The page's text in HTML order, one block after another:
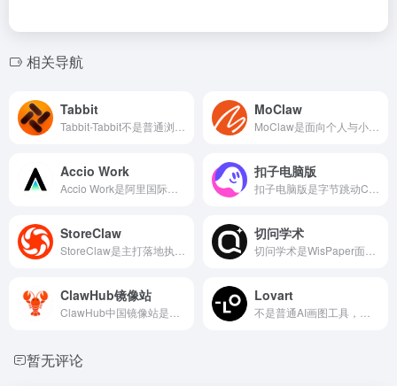
相关导航
Tabbit
Tabbit-Tabbit不是普通浏览器，而是带AI代理能力的生产力工具
MoClaw
MoClaw是面向个人与小团队的轻量化AI智能体（Agent），零配置开箱即用，依托大模型实现自然语言驱动的全链路任务执行
Accio Work
Accio Work是阿里国际推出的企业级跨境AI智能体，面向全球中小商家与创业者，零代码、下载即用
扣子电脑版
扣子电脑版是字节跳动Coze平台推出的原生桌面客户端，覆盖Windows与macOS系统，能力完整对齐网页端，新增系统级本地文件权限与本地Agent托管能力
StoreClaw
StoreClaw是主打落地执行的AI电商增长引擎，依托多智能体技术，区别于仅输出建议的传统AI工具
切问学术
切问学术是WisPaper面向国内科研与学术场景推出的AI驱动一站式AI学术智能体
ClawHub镜像站
ClawHub中国镜像站是OpenClaw官方联合火山引擎推出的AI智能体技能高速仓库
Lovart
不是普通AI画图工具，而是能像设计师一样全流程思考、自动拆解任务、多模态协同
暂无评论